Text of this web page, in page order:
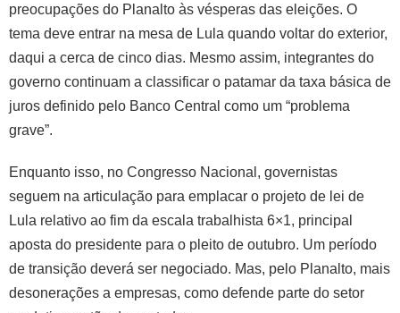
preocupações do Planalto às vésperas das eleições. O
tema deve entrar na mesa de Lula quando voltar do exterior,
daqui a cerca de cinco dias. Mesmo assim, integrantes do
governo continuam a classificar o patamar da taxa básica de
juros definido pelo Banco Central como um “problema
grave”.
Enquanto isso, no Congresso Nacional, governistas
seguem na articulação para emplacar o projeto de lei de
Lula relativo ao fim da escala trabalhista 6×1, principal
aposta do presidente para o pleito de outubro. Um período
de transição deverá ser negociado. Mas, pelo Planalto, mais
desonerações a empresas, como defende parte do setor